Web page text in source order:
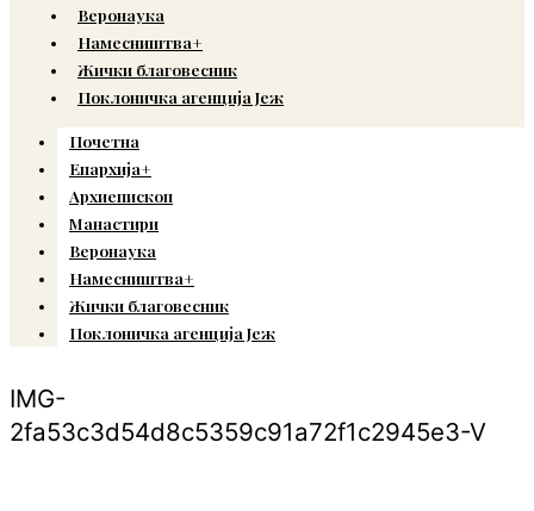
Веронаука
Намесништва+
Жички благовесник
Поклоничка агенција Јеж
Почетна
Епархија+
Архиепископ
Манастири
Веронаука
Намесништва+
Жички благовесник
Поклоничка агенција Јеж
IMG-
2fa53c3d54d8c5359c91a72f1c2945e3-V